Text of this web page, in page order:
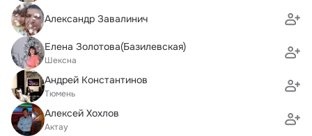
Александр Завалинич
Елена Золотова(Базилевская)
Шексна
Андрей Константинов
Тюмень
Алексей Хохлов
Актау